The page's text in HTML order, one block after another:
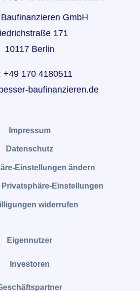
GmbH
171
10117 Berlin
+49 170 4180511
baufinanzieren.de
Impressum
Datenschutz
Einstellungen ändern
Privatsphäre-Einstellungen
widerrufen
Eigennutzer
Investoren